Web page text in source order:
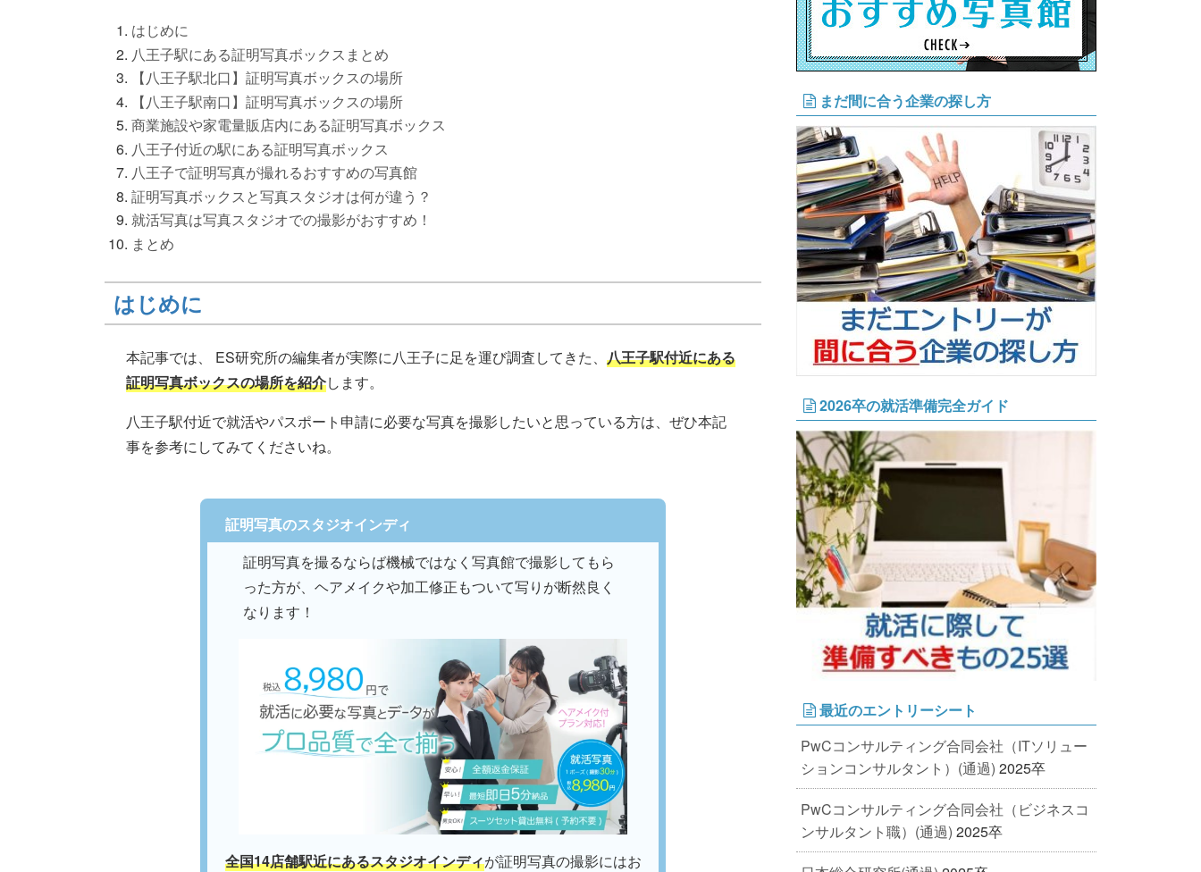
はじめに
八王子駅にある証明写真ボックスまとめ
【八王子駅北口】証明写真ボックスの場所
【八王子駅南口】証明写真ボックスの場所
商業施設や家電量販店内にある証明写真ボックス
八王子付近の駅にある証明写真ボックス
八王子で証明写真が撮れるおすすめの写真館
証明写真ボックスと写真スタジオは何が違う？
就活写真は写真スタジオでの撮影がおすすめ！
まとめ
はじめに
本記事では、 ES研究所の編集者が実際に八王子に足を運び調査してきた、 八王子駅付近にある
証明写真ボックスの場所を紹介します。
八王子駅付近で就活やパスポート申請に必要な写真を撮影したいと思っている方は、ぜひ本記
事を参考にしてみてくださいね。
証明写真のスタジオインディ
証明写真を撮るならば機械ではなく写真館で撮影してもら
った方が、ヘアメイクや加工修正もついて写りが断然良く
なります！
全国14店舗駅近にあるスタジオインディが証明写真の撮影にはお
まだ間に合う企業の探し方
2026卒の就活準備完全ガイド
最近のエントリーシート
PwCコンサルティング合同会社（ITソリュー
ションコンサルタント）(通過) 2025卒
PwCコンサルティング合同会社（ビジネスコ
ンサルタント職）(通過) 2025卒